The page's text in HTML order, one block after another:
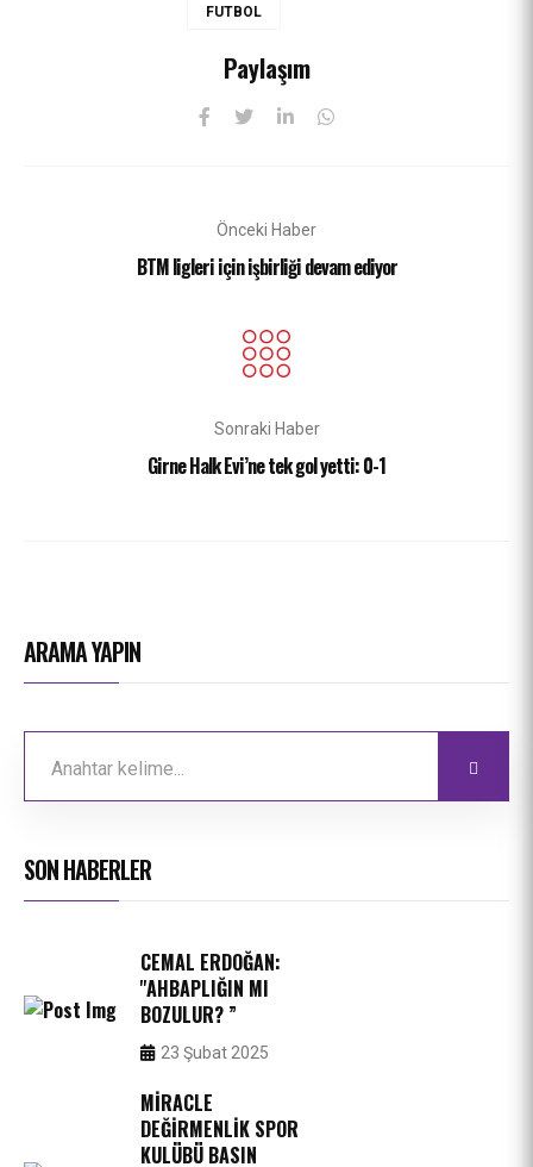
FUTBOL
Paylaşım
Önceki Haber
BTM ligleri için işbirliği devam ediyor
Sonraki Haber
Girne Halk Evi’ne tek gol yetti: 0-1
ARAMA YAPIN
SON HABERLER
CEMAL ERDOĞAN:
''AHBAPLIĞIN MI
BOZULUR? ”
23 Şubat 2025
MIRACLE
DEĞIRMENLIK SPOR
KULÜBÜ BASIN